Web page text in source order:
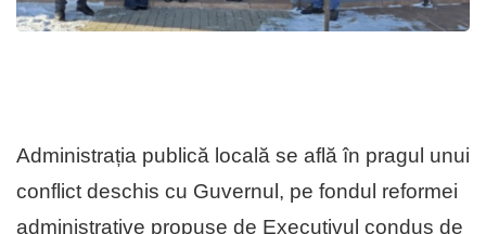
Administrația publică locală se află în pragul unui
conflict deschis cu Guvernul, pe fondul reformei
administrative propuse de Executivul condus de